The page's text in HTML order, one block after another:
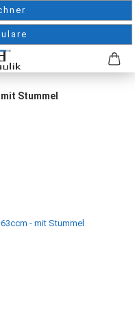
Stummel